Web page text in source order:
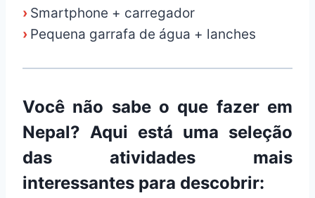
› Smartphone + carregador
› Pequena garrafa de água + lanches
Você não sabe o que fazer em
Nepal? Aqui está uma seleção
das atividades mais
interessantes para descobrir: